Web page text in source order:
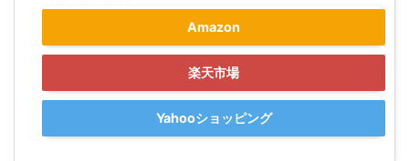
Amazon
楽天市場
Yahooショッピング